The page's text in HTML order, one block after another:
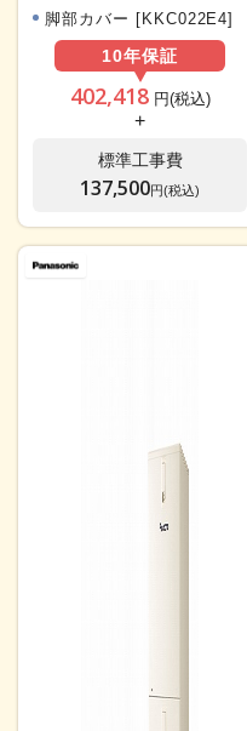
脚部カバー [KKC022E4]
10年保証
402,418円(税込)
+
標準工事費
137,500円(税込)